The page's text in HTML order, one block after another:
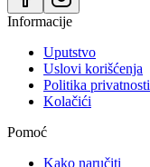
Informacije
Uputstvo
Uslovi korišćenja
Politika privatnosti
Kolačići
Pomoć
Kako naručiti